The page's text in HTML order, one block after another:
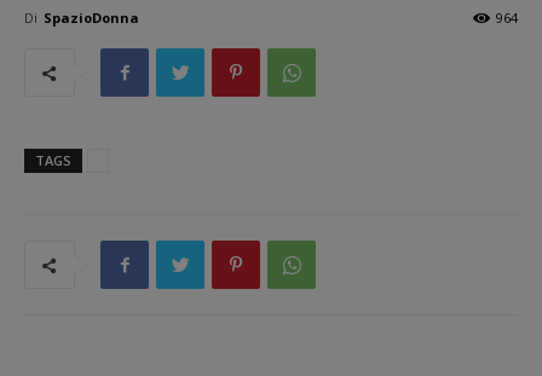
Di SpazioDonna 964
TAGS